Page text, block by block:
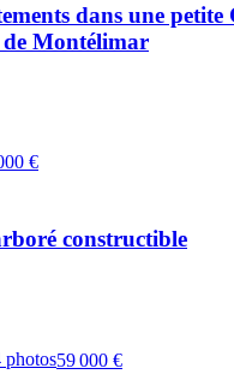
dans une petite
Montélimar
€
constructible
photos59 000 €